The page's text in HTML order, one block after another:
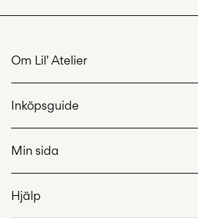
Om Lil' Atelier
Vår historia
Hållbarhet
Cerifikat
Inköpsguide
Leveransalternativ
Returnera här
Min sida
Spåra order
Hjälp